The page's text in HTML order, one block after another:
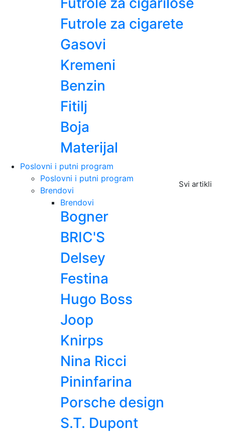
Futrole za cigarete
Gasovi
Kremeni
Benzin
Fitilj
Boja
Materijal
Poslovni i putni program
Svi artikli
Poslovni i putni program
Brendovi
Brendovi
Bogner
BRIC'S
Delsey
Festina
Hugo Boss
Joop
Knirps
Nina Ricci
Pininfarina
Porsche design
S.T. Dupont